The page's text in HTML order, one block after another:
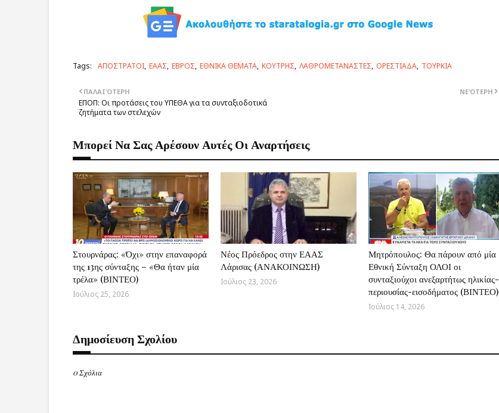
Tags: ΑΠΟΣΤΡΑΤΟΙ ΕΑΑΣ ΕΒΡΟΣ ΕΘΝΙΚΑ ΘΕΜΑΤΑ ΚΟΥΤΡΗΣ ΛΑΘΡΟΜΕΤΑΝΑΣΤΕΣ ΟΡΕΣΤΙΑΔΑ ΤΟΥΡΚΙΑ
ΝΕΌΤΕΡΗ
ΠΑΛΑΙΌΤΕΡΗ
ΕΠΟΠ: Οι προτάσεις του ΥΠΕΘΑ για τα συνταξιοδοτικά
ζητήματα των στελεχών
Μπορεί Να Σας Αρέσουν Αυτές Οι Αναρτήσεις
Στουρνάρας: «Όχι» στην επαναφορά
της 13ης σύνταξης – «Θα ήταν μία
τρέλα» (ΒΙΝΤΕΟ)
Ιούλιος 25, 2026
Νέος Πρόεδρος στην ΕΑΑΣ
Λάρισας (ΑΝΑΚΟΙΝΩΣΗ)
Ιούλιος 23, 2026
Μητρόπουλος: Θα πάρουν από μία
Εθνική Σύνταξη ΟΛΟΙ οι
συνταξιούχοι ανεξαρτήτως ηλικίας-
περιουσίας-εισοδήματος (ΒΙΝΤΕΟ)
Ιούλιος 14, 2026
Δημοσίευση Σχολίου
0 Σχόλια